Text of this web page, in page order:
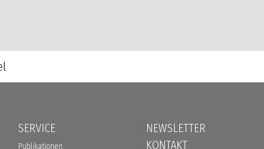
SERVICE
Publikationen
NEWSLETTER
KONTAKT